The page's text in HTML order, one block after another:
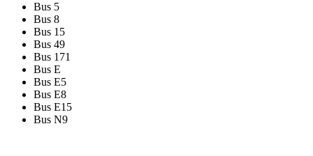
Bus 5
Bus 8
Bus 15
Bus 49
Bus 171
Bus E
Bus E5
Bus E8
Bus E15
Bus N9